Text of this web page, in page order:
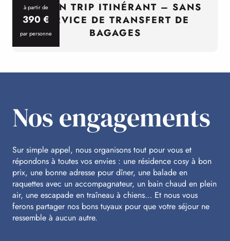
à partir de
390€
par personne
CYCL’N TRIP ITINÉRANT – SANS
SERVICE DE TRANSFERT DE
BAGAGES
Nos engagements
Sur simple appel, nous organisons tout pour vous et
répondons à toutes vos envies : une résidence cosy à bon
prix, une bonne adresse pour dîner, une balade en
raquettes avec un accompagnateur, un bain chaud en plein
air, une escapade en traîneau à chiens… Et nous vous
ferons partager nos bons tuyaux pour que votre séjour ne
ressemble à aucun autre.